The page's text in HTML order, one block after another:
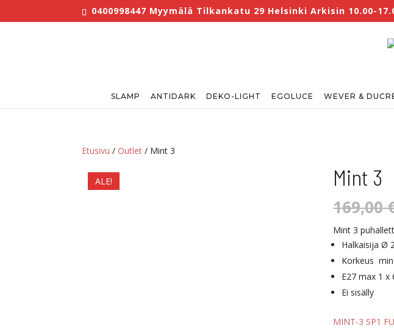
0400998447 Myymälä Tilkankatu 29 Helsinki Arkisin 10.00-
SLAMP ANTIDARK DEKO-LIGHT EGOLUCE WEVER &
Etusivu / Outlet / Mint 3
ALE! Mint 3
169,00
Mint 3
Halkaisija Ø
Korkeus
E27 max 1 x
Ei sisälly
MINT-3 SP1